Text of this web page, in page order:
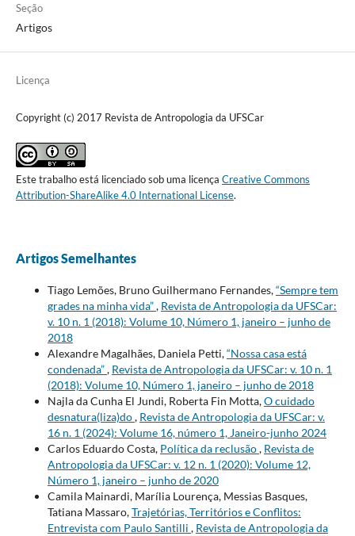
Seção
Artigos
Licença
Copyright (c) 2017 Revista de Antropologia da UFSCar
Este trabalho está licenciado sob uma licença Creative Commons
Attribution-ShareAlike 4.0 International License.
Artigos Semelhantes
Tiago Lemões, Bruno Guilhermano Fernandes,“Sempre tem
grades na minha vida”, Revista de Antropologia da UFSCar:
v. 10 n. 1 (2018): Volume 10, Número 1, janeiro – junho de
2018
Alexandre Magalhães, Daniela Petti,“Nossa casa está
condenada”, Revista de Antropologia da UFSCar: v. 10 n. 1
(2018): Volume 10, Número 1, janeiro – junho de 2018
Najla da Cunha El Jundi, Roberta Fin Motta,O cuidado
desnatura(liza)do, Revista de Antropologia da UFSCar: v.
16 n. 1 (2024): Volume 16, número 1, Janeiro-junho 2024
Carlos Eduardo Costa, Política da reclusão, Revista de
Antropologia da UFSCar: v. 12 n. 1 (2020): Volume 12,
Número 1, janeiro – junho de 2020
Camila Mainardi, Marília Lourença, Messias Basques,
Tatiana Massaro,Trajetórias, Territórios e Conflitos:
Entrevista com Paulo Santilli , Revista de Antropologia da